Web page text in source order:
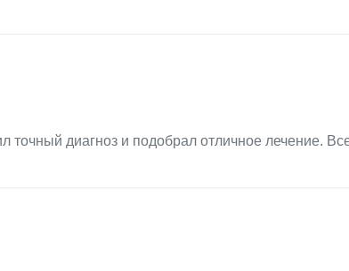
диагноз и подобрал отличное лечение.